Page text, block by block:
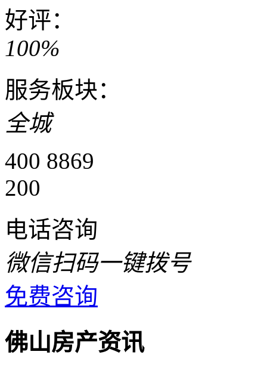
好评：
100%
服务板块：
全城
400 8869
200
电话咨询
微信扫码一键拨号
免费咨询
佛山房产资讯